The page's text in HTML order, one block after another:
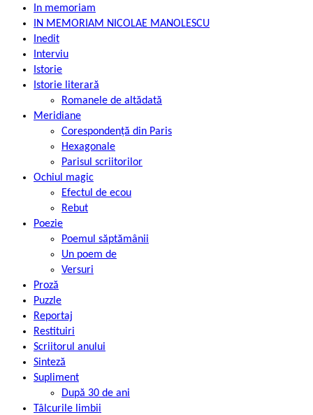
In memoriam
IN MEMORIAM NICOLAE MANOLESCU
Inedit
Interviu
Istorie
Istorie literară
Romanele de altădată
Meridiane
Corespondență din Paris
Hexagonale
Parisul scriitorilor
Ochiul magic
Efectul de ecou
Rebut
Poezie
Poemul săptămânii
Un poem de
Versuri
Proză
Puzzle
Reportaj
Restituiri
Scriitorul anului
Sinteză
Supliment
După 30 de ani
Tâlcurile limbii